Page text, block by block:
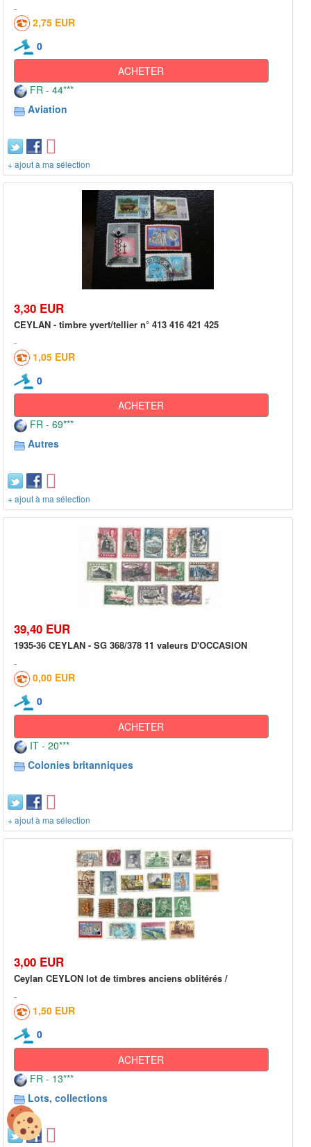
2,75 EUR
0
ACHETER
FR - 44***
Aviation
+ ajout à ma sélection
3,30 EUR
CEYLAN - timbre yvert/tellier n° 413 416 421 425
1,05 EUR
0
ACHETER
FR - 69***
Autres
+ ajout à ma sélection
39,40 EUR
1935-36 CEYLAN - SG 368/378 11 valeurs D'OCCASION
0,00 EUR
0
ACHETER
IT - 20***
Colonies britanniques
+ ajout à ma sélection
3,00 EUR
Ceylan CEYLON lot de timbres anciens oblitérés /
1,50 EUR
0
ACHETER
FR - 13***
Lots, collections